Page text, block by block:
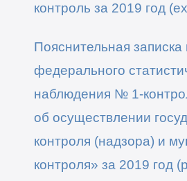
контроль за 2019 год
Пояснительная
федерального
наблюдения № 1-
об осуществлении
контроля (надзора) и
контроля» за 2019 год